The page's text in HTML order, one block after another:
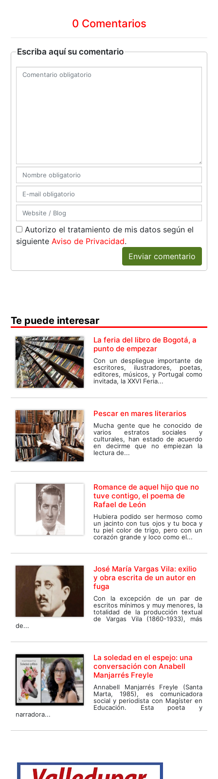
0 Comentarios
Escriba aquí su comentario
Autorizo el tratamiento de mis datos según el
siguienteAviso de Privacidad.
Enviar comentario
Te puede interesar
La feria del libro de Bogotá, a
punto de empezar
Con un despliegue importante de
escritores, ilustradores, poetas,
editores, músicos, y Portugal como
invitada, la XXVI Feria...
Pescar en mares literarios
Mucha gente que he conocido de
varios estratos sociales y
culturales, han estado de acuerdo
en decirme que no empiezan la
lectura de...
Romance de aquel hijo que no
tuve contigo, el poema de
Rafael de León
Hubiera podido ser hermoso como
un jacinto con tus ojos y tu boca y
tu piel color de trigo, pero con un
corazón grande y loco como el...
José María Vargas Vila: exilio
y obra escrita de un autor en
fuga
Con la excepción de un par de
escritos mínimos y muy menores, la
totalidad de la producción textual
de Vargas Vila (1860-1933), más
de...
La soledad en el espejo: una
conversación con Anabell
Manjarrés Freyle
Annabell Manjarrés Freyle (Santa
Marta, 1985), es comunicadora
social y periodista con Magíster en
Educación. Esta poeta y
narradora...